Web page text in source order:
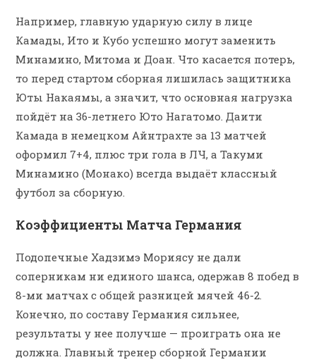
Например, главную ударную силу в лице
Камады, Ито и Кубо успешно могут заменить
Минамино, Митома и Доан. Что касается потерь,
то перед стартом сборная лишилась защитника
Юты Накаямы, а значит, что основная нагрузка
пойдёт на 36-летнего Юто Нагатомо. Даити
Камада в немецком Айнтрахте за 13 матчей
оформил 7+4, плюс три гола в ЛЧ, а Такуми
Минамино (Монако) всегда выдаёт классный
футбол за сборную.
Коэффициенты Матча Германия
Подопечные Хадзимэ Мориясу не дали
соперникам ни единого шанса, одержав 8 побед в
8-ми матчах с общей разницей мячей 46-2.
Конечно, по составу Германия сильнее,
результаты у нее получше — проиграть она не
должна. Главный тренер сборной Германии